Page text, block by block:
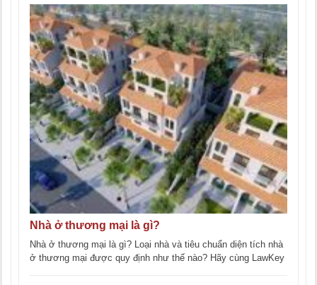
Nhà ở thương mại là gì?
Nhà ở thương mại là gì? Loại nhà và tiêu chuẩn diện tích nhà
ở thương mại được quy định như thế nào? Hãy cùng LawKey